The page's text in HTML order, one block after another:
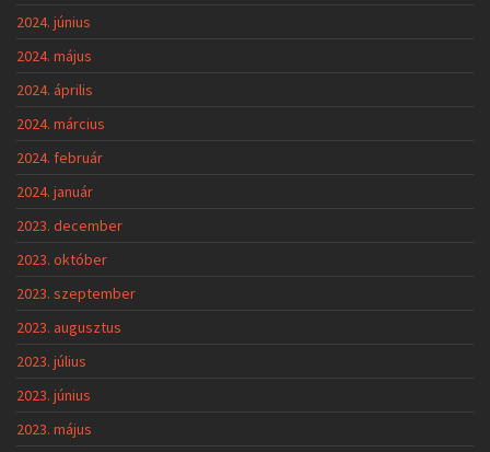
2024. június
2024. május
2024. április
2024. március
2024. február
2024. január
2023. december
2023. október
2023. szeptember
2023. augusztus
2023. július
2023. június
2023. május